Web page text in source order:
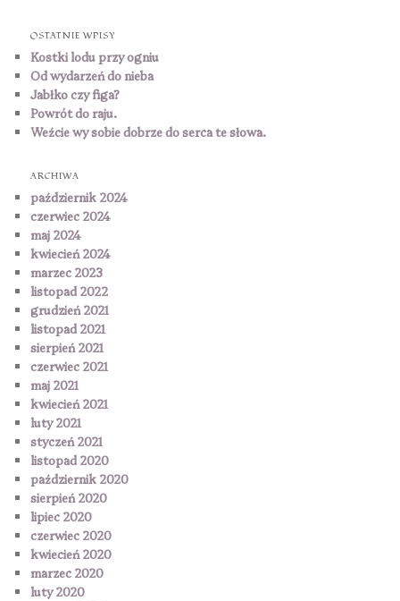
OSTATNIE WPISY
Kostki lodu przy ogniu
Od wydarzeń do nieba
Jabłko czy figa?
Powrót do raju.
Weźcie wy sobie dobrze do serca te słowa.
ARCHIWA
październik 2024
czerwiec 2024
maj 2024
kwiecień 2024
marzec 2023
listopad 2022
grudzień 2021
listopad 2021
sierpień 2021
czerwiec 2021
maj 2021
kwiecień 2021
luty 2021
styczeń 2021
listopad 2020
październik 2020
sierpień 2020
lipiec 2020
czerwiec 2020
kwiecień 2020
marzec 2020
luty 2020